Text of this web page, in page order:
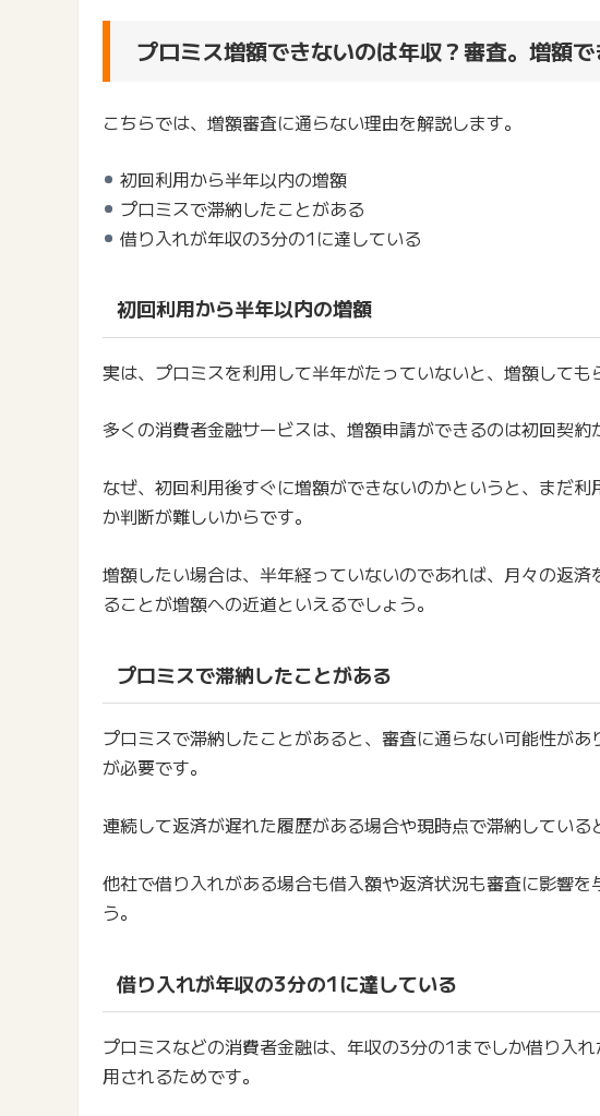
プロミス増額できないのは年収？審査。増額
こちらでは、増額審査に通らない理由を解説します。
初回利用から半年以内の増額
プロミスで滞納したことがある
借り入れが年収の3分の1に達している
初回利用から半年以内の増額
実は、プロミスを利用して半年がたっていないと、増額しても
多くの消費者金融サービスは、増額申請ができるのは初回契約
なぜ、初回利用後すぐに増額ができないのかというと、まだ
か判断が難しいからです。
増額したい場合は、半年経っていないのであれば、月々の返
ることが増額への近道といえるでしょう。
プロミスで滞納したことがある
プロミスで滞納したことがあると、審査に通らない可能性が
が必要です。
連続して返済が遅れた履歴がある場合や現時点で滞納している
他社で借り入れがある場合も借入額や返済状況も審査に影響
う。
借り入れが年収の3分の1に達している
プロミスなどの消費者金融は、年収の3分の1までしか借り入
用されるためです。